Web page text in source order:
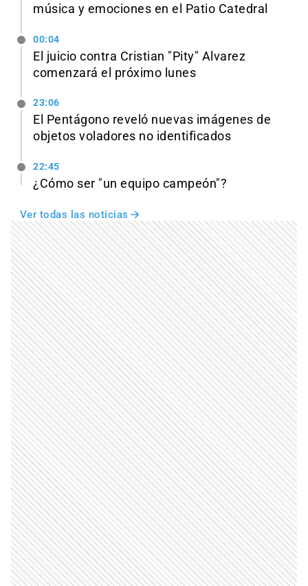
música y emociones en el Patio Catedral
00:04
El juicio contra Cristian "Pity" Alvarez
comenzará el próximo lunes
23:06
El Pentágono reveló nuevas imágenes de
objetos voladores no identificados
22:45
¿Cómo ser "un equipo campeón"?
Ver todas las noticias